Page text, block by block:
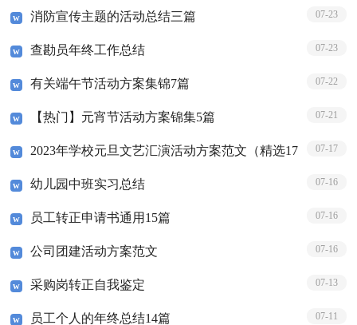
07-23
消防宣传主题的活动总结三篇
07-23
查勘员年终工作总结
07-22
有关端午节活动方案集锦7篇
07-21
【热门】元宵节活动方案锦集5篇
07-17
2023年学校元旦文艺汇演活动方案范文（精选17
篇） 07-16
幼儿园中班实习总结
07-16
员工转正申请书通用15篇
07-16
公司团建活动方案范文
07-13
采购岗转正自我鉴定
07-11
员工个人的年终总结14篇